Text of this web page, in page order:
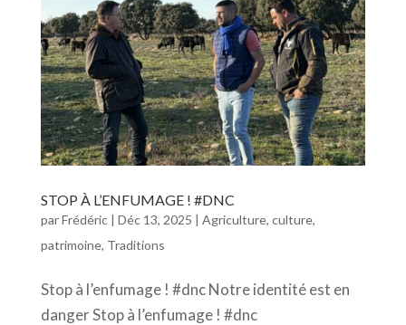
STOP À L’ENFUMAGE ! #DNC
parFrédéric| Déc 13, 2025 | Agriculture, culture,
patrimoine, Traditions
Stop à l’enfumage ! #dnc Notre identité est en
danger Stop à l’enfumage ! #dnc